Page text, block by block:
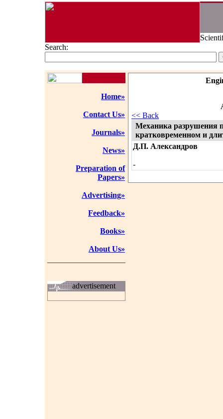
Search:
Home»
Contact Us»
Journals»
News»
Preparation of
Papers»
Advertising»
Feedback»
Books»
About Us»
advertisement
<< Back
Механика разрушения
кратковременном и
Д.П. Александров
-